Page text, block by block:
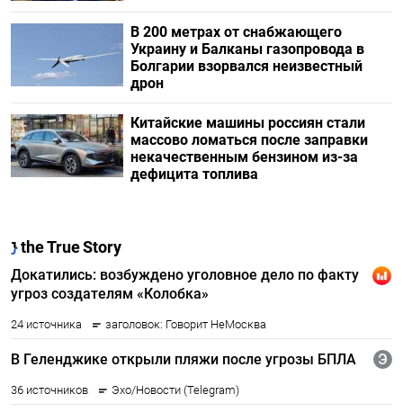
В 200 метрах от снабжающего
Украину и Балканы газопровода в
Болгарии взорвался неизвестный
дрон
Китайские машины россиян стали
массово ломаться после заправки
некачественным бензином из-за
дефицита топлива